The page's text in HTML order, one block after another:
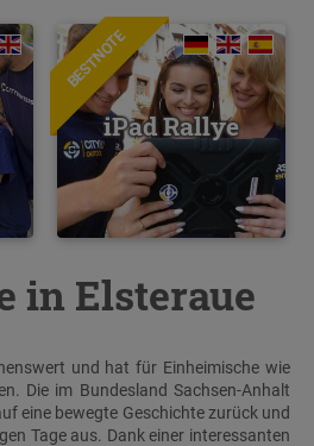
BESTNOTE
iPad Rallye
in Elsteraue
und hat für Einheimische wie
Die im Bundesland Sachsen-Anhalt
eine bewegte Geschichte zurück und
Tage aus. Dank einer interessanten